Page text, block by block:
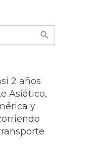
2 años
Asiático,
y